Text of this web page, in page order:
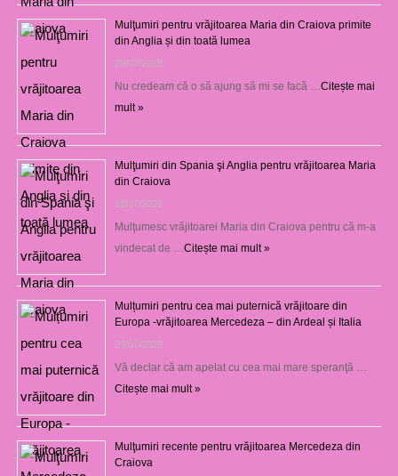
Mulţumiri pentru vrăjitoarea Maria din Craiova primite
din Anglia și din toată lumea
29/07/2026
Nu credeam că o să ajung să mi se facă … Citește mai
mult »
Mulţumiri din Spania şi Anglia pentru vrăjitoarea Maria
din Craiova
28/07/2026
Mulţumesc vrăjitoarei Maria din Craiova pentru că m-a
vindecat de … Citește mai mult »
Mulțumiri pentru cea mai puternică vrăjitoare din
Europa -vrăjitoarea Mercedeza – din Ardeal și Italia
23/07/2026
Vă declar că am apelat cu cea mai mare speranţă …
Citește mai mult »
Mulţumiri recente pentru vrăjitoarea Mercedeza din
Craiova